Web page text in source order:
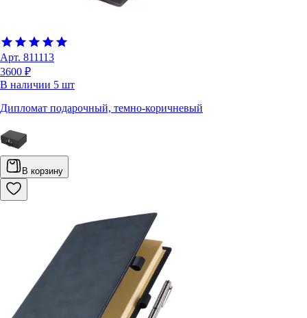
Арт. 811113
3600 ₽
В наличии 5 шт
Дипломат подарочный, темно-коричневый
В корзину